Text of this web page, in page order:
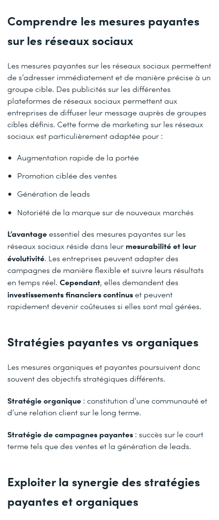
Comprendre les mesures payantes
sur les réseaux sociaux
Les mesures payantes sur les réseaux sociaux permettent
de s’adresser immédiatement et de manière précise à un
groupe cible. Des publicités sur les différentes
plateformes de réseaux sociaux permettent aux
entreprises de diffuser leur message auprès de groupes
cibles définis. Cette forme de marketing sur les réseaux
sociaux est particulièrement adaptée pour :
Augmentation rapide de la portée
Promotion ciblée des ventes
Génération de leads
Notoriété de la marque sur de nouveaux marchés
L’avantageessentiel des mesures payantes sur les
réseaux sociaux réside dans leur mesurabilité et leur
évolutivité. Les entreprises peuvent adapter des
campagnes de manière flexible et suivre leurs résultats
en temps réel. Cependant, elles demandent des
investissements financiers continuset peuvent
rapidement devenir coûteuses si elles sont mal gérées.
Stratégies payantes vs organiques
Les mesures organiques et payantes poursuivent donc
souvent des objectifs stratégiques différents.
Stratégie organique : constitution d’une communauté et
d’une relation client sur le long terme.
Stratégie de campagnes payantes : succès sur le court
terme tels que des ventes et la génération de leads.
Exploiter la synergie des stratégies
payantes et organiques